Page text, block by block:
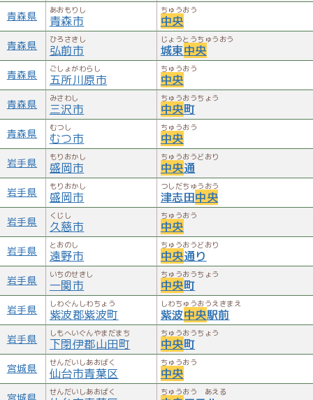
青森県 あおもりし
青森市
ちゅうおう
中央
青森県 ひろさきし
弘前市
じょうとうちゅうおう
城東中央
青森県 ごしょがわらし
五所川原市
ちゅうおう
中央
青森県 みさわし
三沢市
ちゅうおうちょう
中央町
青森県 むつし
むつ市
ちゅうおう
中央
岩手県 もりおかし
盛岡市
ちゅうおうどおり
中央通
岩手県 もりおかし
盛岡市
つしだちゅうおう
津志田中央
岩手県 くじし
久慈市
ちゅうおう
中央
岩手県 とおのし
遠野市
ちゅうおうどおり
中央通り
岩手県 いちのせきし
一関市
ちゅうおうちょう
中央町
岩手県 しわぐんしわちょう
紫波郡紫波町
しわちゅうおうえきまえ
紫波中央駅前
岩手県 しもへいぐんやまだまち
下閉伊郡山田町
ちゅうおうちょう
中央町
宮城県 せんだいしあおばく
仙台市青葉区
ちゅうおう
中央
せんだいしあおばく ちゅうおう あえる